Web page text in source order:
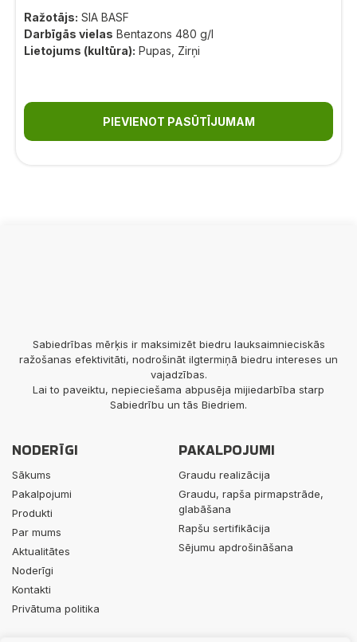
Ražotājs: SIA BASF
Darbīgās vielas Bentazons 480 g/l
Lietojums (kultūra): Pupas, Zirņi
PIEVIENOT PASŪTĪJUMAM
Sabiedrības mērķis ir maksimizēt biedru lauksaimnieciskās
ražošanas efektivitāti, nodrošināt ilgtermiņā biedru intereses un
vajadzības.
Lai to paveiktu, nepieciešama abpusēja mijiedarbība starp
Sabiedrību un tās Biedriem.
NODERĪGI
Sākums
Pakalpojumi
Produkti
Par mums
Aktualitātes
Noderīgi
Kontakti
Privātuma politika
PAKALPOJUMI
Graudu realizācija
Graudu, rapša pirmapstrāde,
glabāšana
Rapšu sertifikācija
Sējumu apdrošināšana